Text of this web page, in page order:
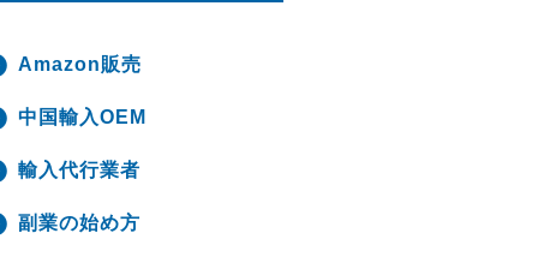
Amazon販売
中国輸入OEM
輸入代行業者
副業の始め方